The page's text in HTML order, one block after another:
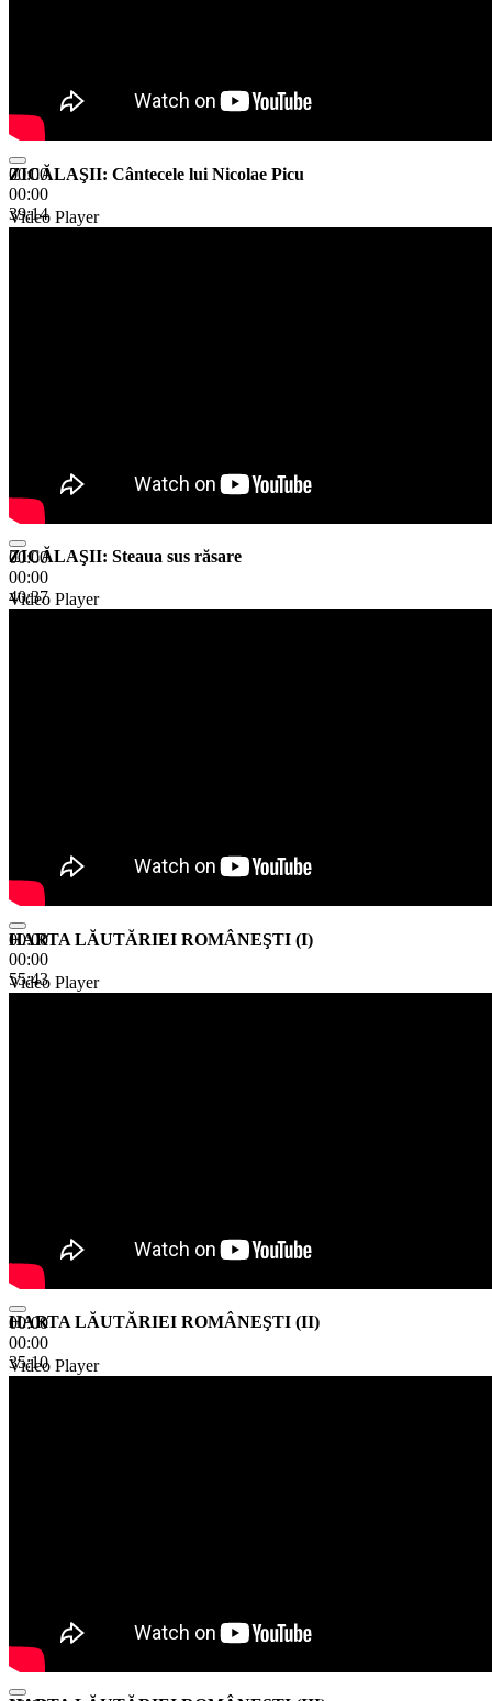
00:00
00:00
39:14
ZICĂLAŞII: Cântecele lui Nicolae Picu
Video Player
00:00
00:00
40:37
ZICĂLAŞII: Steaua sus răsare
Video Player
00:00
00:00
55:43
HARTA LĂUTĂRIEI ROMÂNEŞTI (I)
Video Player
00:00
00:00
35:10
HARTA LĂUTĂRIEI ROMÂNEŞTI (II)
Video Player